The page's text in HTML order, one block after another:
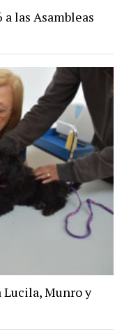
las Asambleas
Lucila, Munro y